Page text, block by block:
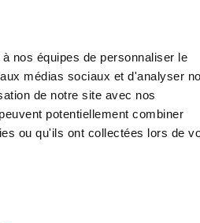
nos équipes de personnaliser le
médias sociaux et d'analyser
de notre site avec nos
potentiellement combiner
ou qu'ils ont collectées lors de
moelleux
addict Anniversaire Tea
traditionnelles Recettes de